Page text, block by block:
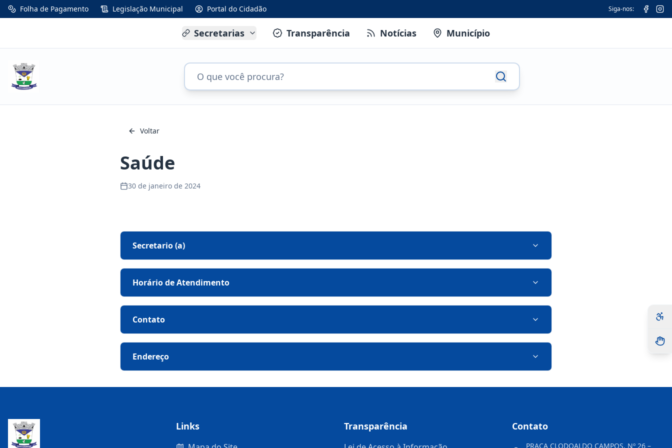
Folha de Pagamento Legislação Municipal Portal do Cidadão Siga-nos:
Secretarias Transparência Notícias Município
Voltar
Saúde
30 de janeiro de 2024
Secretario (a)
Horário de Atendimento
Contato
Endereço
Links Transparência Contato
PRAÇA CLODOALDO CAMPOS, Nº 26 –